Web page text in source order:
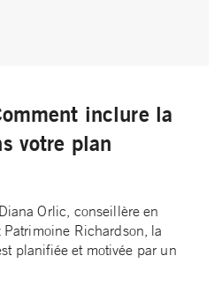
inclure la
votre plan
Orlic, conseillère en
Richardson, la
planifiée et motivée par un